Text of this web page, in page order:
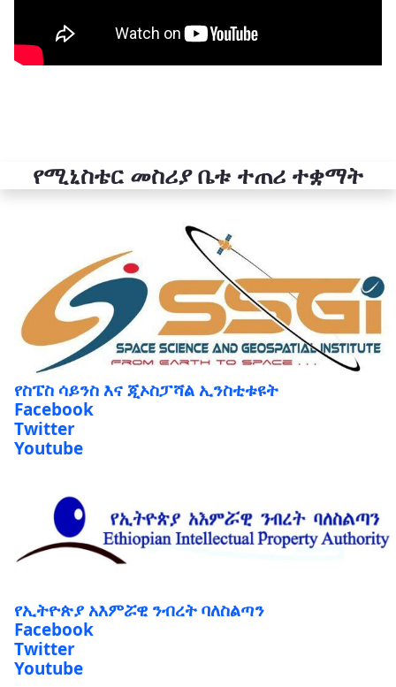
የሚኒስቴር መስሪያ ቤቱ ተጠሪ ተቋማት
የስፔስ ሳይንስ እና ጂኦስፓሻል ኢንስቲቱዩት
Facebook
Twitter
Youtube
የኢትዮጵያ አእምሯዊ ንብረት ባለስልጣን
Facebook
Twitter
Youtube